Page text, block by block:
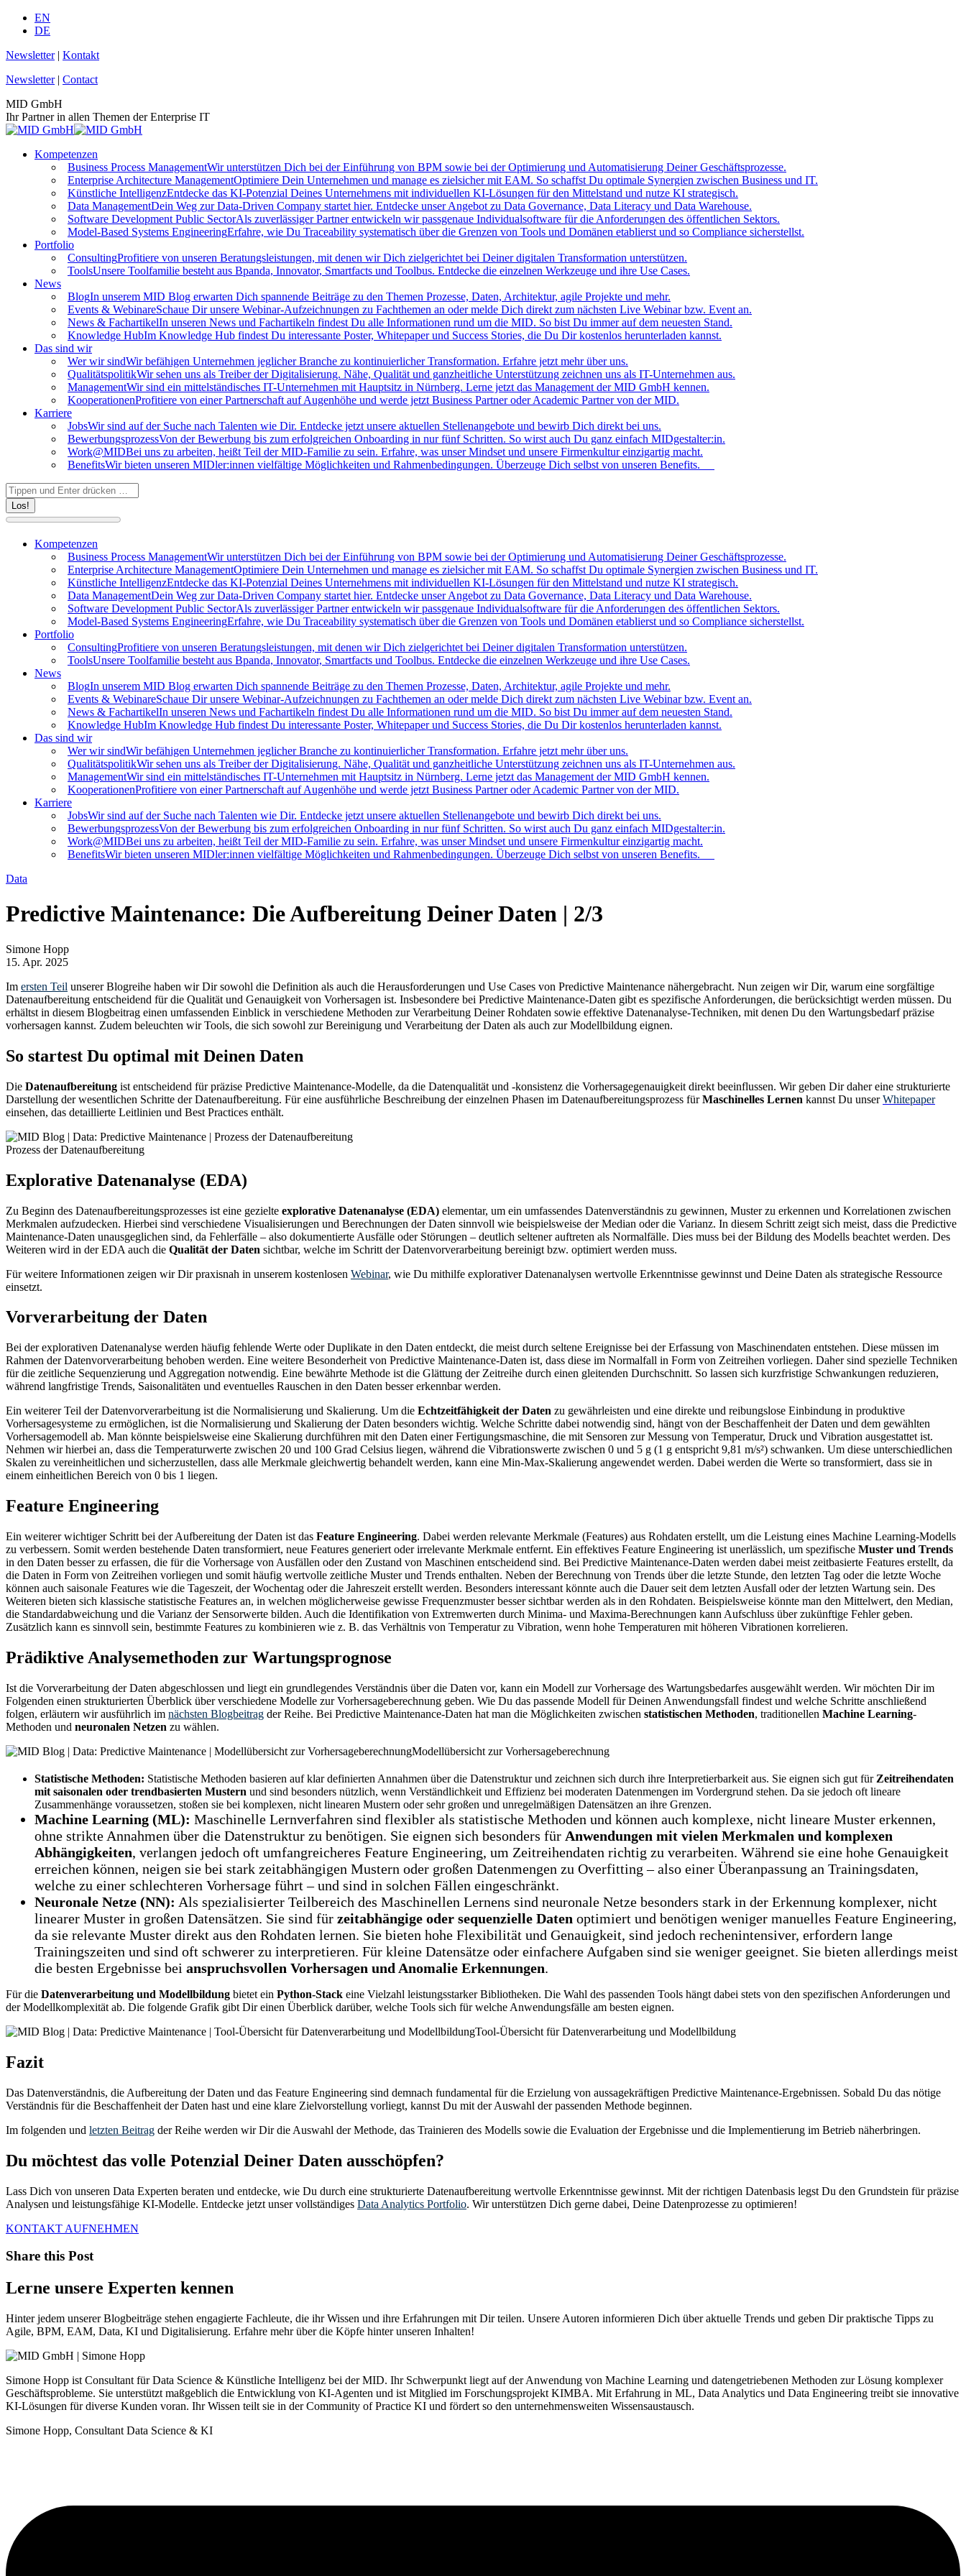
Zum
Inhalt
EN
DE
Newsletter| Kontakt
Newsletter| Contact
MID GmbH
Ihr Partner in allen Themen der Enterprise IT
Kompetenzen
Business Process ManagementWir unterstützen Dich bei der Einführung von BPM sowie bei der Optimierung und Automatisierung Deiner Geschäftsprozesse.
Enterprise Architecture ManagementOptimiere Dein Unternehmen und manage es zielsicher mit EAM. So schaffst Du optimale Synergien zwischen Business und IT.
Künstliche IntelligenzEntdecke das KI-Potenzial Deines Unternehmens mit individuellen KI-Lösungen für den Mittelstand und nutze KI strategisch.
Data ManagementDein Weg zur Data-Driven Company startet hier. Entdecke unser Angebot zu Data Governance, Data Literacy und Data Warehouse.
Software Development Public SectorAls zuverlässiger Partner entwickeln wir passgenaue Individualsoftware für die Anforderungen des öffentlichen Sektors.
Model-Based Systems EngineeringErfahre, wie Du Traceability systematisch über die Grenzen von Tools und Domänen etablierst und so Compliance sicherstellst.
Portfolio
ConsultingProfitiere von unseren Beratungsleistungen, mit denen wir Dich zielgerichtet bei Deiner digitalen Transformation unterstützen.
ToolsUnsere Toolfamilie besteht aus Bpanda, Innovator, Smartfacts und Toolbus. Entdecke die einzelnen Werkzeuge und ihre Use Cases.
News
BlogIn unserem MID Blog erwarten Dich spannende Beiträge zu den Themen Prozesse, Daten, Architektur, agile Projekte und mehr.
Events & WebinareSchaue Dir unsere Webinar-Aufzeichnungen zu Fachthemen an oder melde Dich direkt zum nächsten Live Webinar bzw. Event an.
News & FachartikelIn unseren News und Fachartikeln findest Du alle Informationen rund um die MID. So bist Du immer auf dem neuesten Stand.
Knowledge HubIm Knowledge Hub findest Du interessante Poster, Whitepaper und Success Stories, die Du Dir kostenlos herunterladen kannst.
Das sind wir
Wer wir sindWir befähigen Unternehmen jeglicher Branche zu kontinuierlicher Transformation. Erfahre jetzt mehr über uns.
QualitätspolitikWir sehen uns als Treiber der Digitalisierung. Nähe, Qualität und ganzheitliche Unterstützung zeichnen uns als IT-Unternehmen aus.
ManagementWir sind ein mittelständisches IT-Unternehmen mit Hauptsitz in Nürnberg. Lerne jetzt das Management der MID GmbH kennen.
KooperationenProfitiere von einer Partnerschaft auf Augenhöhe und werde jetzt Business Partner oder Academic Partner von der MID.
Karriere
JobsWir sind auf der Suche nach Talenten wie Dir. Entdecke jetzt unsere aktuellen Stellenangebote und bewirb Dich direkt bei uns.
BewerbungsprozessVon der Bewerbung bis zum erfolgreichen Onboarding in nur fünf Schritten. So wirst auch Du ganz einfach MIDgestalter:in.
Work@MIDBei uns zu arbeiten, heißt Teil der MID-Familie zu sein. Erfahre, was unser Mindset und unsere Firmenkultur einzigartig macht.
BenefitsWir bieten unseren MIDler:innen vielfältige Möglichkeiten und Rahmenbedingungen. Überzeuge Dich selbst von unseren Benefits.
Search:
Kompetenzen
Business Process ManagementWir unterstützen Dich bei der Einführung von BPM sowie bei der Optimierung und Automatisierung Deiner Geschäftsprozesse.
Enterprise Architecture ManagementOptimiere Dein Unternehmen und manage es zielsicher mit EAM. So schaffst Du optimale Synergien zwischen Business und IT.
Künstliche IntelligenzEntdecke das KI-Potenzial Deines Unternehmens mit individuellen KI-Lösungen für den Mittelstand und nutze KI strategisch.
Data ManagementDein Weg zur Data-Driven Company startet hier. Entdecke unser Angebot zu Data Governance, Data Literacy und Data Warehouse.
Software Development Public SectorAls zuverlässiger Partner entwickeln wir passgenaue Individualsoftware für die Anforderungen des öffentlichen Sektors.
Model-Based Systems EngineeringErfahre, wie Du Traceability systematisch über die Grenzen von Tools und Domänen etablierst und so Compliance sicherstellst.
Portfolio
ConsultingProfitiere von unseren Beratungsleistungen, mit denen wir Dich zielgerichtet bei Deiner digitalen Transformation unterstützen.
ToolsUnsere Toolfamilie besteht aus Bpanda, Innovator, Smartfacts und Toolbus. Entdecke die einzelnen Werkzeuge und ihre Use Cases.
News
BlogIn unserem MID Blog erwarten Dich spannende Beiträge zu den Themen Prozesse, Daten, Architektur, agile Projekte und mehr.
Events & WebinareSchaue Dir unsere Webinar-Aufzeichnungen zu Fachthemen an oder melde Dich direkt zum nächsten Live Webinar bzw. Event an.
News & FachartikelIn unseren News und Fachartikeln findest Du alle Informationen rund um die MID. So bist Du immer auf dem neuesten Stand.
Knowledge HubIm Knowledge Hub findest Du interessante Poster, Whitepaper und Success Stories, die Du Dir kostenlos herunterladen kannst.
Das sind wir
Wer wir sindWir befähigen Unternehmen jeglicher Branche zu kontinuierlicher Transformation. Erfahre jetzt mehr über uns.
QualitätspolitikWir sehen uns als Treiber der Digitalisierung. Nähe, Qualität und ganzheitliche Unterstützung zeichnen uns als IT-Unternehmen aus.
ManagementWir sind ein mittelständisches IT-Unternehmen mit Hauptsitz in Nürnberg. Lerne jetzt das Management der MID GmbH kennen.
KooperationenProfitiere von einer Partnerschaft auf Augenhöhe und werde jetzt Business Partner oder Academic Partner von der MID.
Karriere
JobsWir sind auf der Suche nach Talenten wie Dir. Entdecke jetzt unsere aktuellen Stellenangebote und bewirb Dich direkt bei uns.
BewerbungsprozessVon der Bewerbung bis zum erfolgreichen Onboarding in nur fünf Schritten. So wirst auch Du ganz einfach MIDgestalter:in.
Work@MIDBei uns zu arbeiten, heißt Teil der MID-Familie zu sein. Erfahre, was unser Mindset und unsere Firmenkultur einzigartig macht.
BenefitsWir bieten unseren MIDler:innen vielfältige Möglichkeiten und Rahmenbedingungen. Überzeuge Dich selbst von unseren Benefits.
Data
Predictive Maintenance: Die Aufbereitung Deiner Daten | 2/3
Simone Hopp
15. Apr. 2025
Im ersten Teil unserer Blogreihe haben wir Dir sowohl die Definition als auch die Herausforderungen und Use Cases von Predictive Maintenance nähergebracht. Nun zeigen wir Dir, warum eine sorgfältige
Datenaufbereitung entscheidend für die Qualität und Genauigkeit von Vorhersagen ist. Insbesondere bei Predictive Maintenance-Daten gibt es spezifische Anforderungen, die berücksichtigt werden müssen. Du
erhältst in diesem Blogbeitrag einen umfassenden Einblick in verschiedene Methoden zur Verarbeitung Deiner Rohdaten sowie effektive Datenanalyse-Techniken, mit denen Du den Wartungsbedarf präzise
vorhersagen kannst. Zudem beleuchten wir Tools, die sich sowohl zur Bereinigung und Verarbeitung der Daten als auch zur Modellbildung eignen.
So startest Du optimal mit Deinen Daten
Die Datenaufbereitung ist entscheidend für präzise Predictive Maintenance-Modelle, da die Datenqualität und -konsistenz die Vorhersagegenauigkeit direkt beeinflussen. Wir geben Dir daher eine strukturierte
Darstellung der wesentlichen Schritte der Datenaufbereitung. Für eine ausführliche Beschreibung der einzelnen Phasen im Datenaufbereitungsprozess fürMaschinelles Lernen kannst Du unserWhitepaper
einsehen, das detaillierte Leitlinien und Best Practices enthält.
Prozess der Datenaufbereitung
Explorative Datenanalyse (EDA)
Zu Beginn des Datenaufbereitungsprozesses ist eine gezielte explorative Datenanalyse (EDA) elementar, um ein umfassendes Datenverständnis zu gewinnen, Muster zu erkennen und Korrelationen zwischen
Merkmalen aufzudecken. Hierbei sind verschiedene Visualisierungen und Berechnungen der Daten sinnvoll wie beispielsweise der Median oder die Varianz. In diesem Schritt zeigt sich meist, dass die Predictive
Maintenance-Daten unausgeglichen sind, da Fehlerfälle – also dokumentierte Ausfälle oder Störungen – deutlich seltener auftreten als Normalfälle. Dies muss bei der Bildung des Modells beachtet werden. Des
Weiteren wird in der EDA auch die Qualität der Daten sichtbar, welche im Schritt der Datenvorverarbeitung bereinigt bzw. optimiert werden muss.
Für weitere Informationen zeigen wir Dir praxisnah in unserem kostenlosen Webinar, wie Du mithilfe explorativer Datenanalysen wertvolle Erkenntnisse gewinnst und Deine Daten als strategische Ressource
einsetzt.
Vorverarbeitung der Daten
Bei der explorativen Datenanalyse werden häufig fehlende Werte oder Duplikate in den Daten entdeckt, die meist durch seltene Ereignisse bei der Erfassung von Maschinendaten entstehen. Diese müssen im
Rahmen der Datenvorverarbeitung behoben werden. Eine weitere Besonderheit von Predictive Maintenance-Daten ist, dass diese im Normalfall in Form von Zeitreihen vorliegen. Daher sind spezielle Techniken
für die zeitliche Sequenzierung und Aggregation notwendig. Eine bewährte Methode ist die Glättung der Zeitreihe durch einen gleitenden Durchschnitt. So lassen sich kurzfristige Schwankungen reduzieren,
während langfristige Trends, Saisonalitäten und eventuelles Rauschen in den Daten besser erkennbar werden.
Ein weiterer Teil der Datenvorverarbeitung ist die Normalisierung und Skalierung. Um die Echtzeitfähigkeit der Daten zu gewährleisten und eine direkte und reibungslose Einbindung in produktive
Vorhersagesysteme zu ermöglichen, ist die Normalisierung und Skalierung der Daten besonders wichtig. Welche Schritte dabei notwendig sind, hängt von der Beschaffenheit der Daten und dem gewählten
Vorhersagemodell ab. Man könnte beispielsweise eine Skalierung durchführen mit den Daten einer Fertigungsmaschine, die mit Sensoren zur Messung von Temperatur, Druck und Vibration ausgestattet ist.
Nehmen wir hierbei an, dass die Temperaturwerte zwischen 20 und 100 Grad Celsius liegen, während die Vibrationswerte zwischen 0 und 5 g (1 g entspricht 9,81 m/s²) schwanken. Um diese unterschiedlichen
Skalen zu vereinheitlichen und sicherzustellen, dass alle Merkmale gleichwertig behandelt werden, kann eine Min-Max-Skalierung angewendet werden. Dabei werden die Werte so transformiert, dass sie in
einem einheitlichen Bereich von 0 bis 1 liegen.
Feature Engineering
Ein weiterer wichtiger Schritt bei der Aufbereitung der Daten ist das Feature Engineering. Dabei werden relevante Merkmale (Features) aus Rohdaten erstellt, um die Leistung eines Machine Learning-Modells
zu verbessern. Somit werden bestehende Daten transformiert, neue Features generiert oder irrelevante Merkmale entfernt. Ein effektives Feature Engineering ist unerlässlich, um spezifische Muster und Trends
in den Daten besser zu erfassen, die für die Vorhersage von Ausfällen oder den Zustand von Maschinen entscheidend sind. Bei Predictive Maintenance-Daten werden dabei meist zeitbasierte Features erstellt, da
die Daten in Form von Zeitreihen vorliegen und somit häufig wertvolle zeitliche Muster und Trends enthalten. Neben der Berechnung von Trends über die letzte Stunde, den letzten Tag oder die letzte Woche
können auch saisonale Features wie die Tageszeit, der Wochentag oder die Jahreszeit erstellt werden. Besonders interessant könnte auch die Dauer seit dem letzten Ausfall oder der letzten Wartung sein. Des
Weiteren bieten sich klassische statistische Features an, in welchen möglicherweise gewisse Frequenzmuster besser sichtbar werden als in den Rohdaten. Beispielsweise könnte man den Mittelwert, den Median,
die Standardabweichung und die Varianz der Sensorwerte bilden. Auch die Identifikation von Extremwerten durch Minima- und Maxima-Berechnungen kann Aufschluss über zukünftige Fehler geben.
Zusätzlich kann es sinnvoll sein, bestimmte Features zu kombinieren wie z. B. das Verhältnis von Temperatur zu Vibration, wenn hohe Temperaturen mit höheren Vibrationen korrelieren.
Prädiktive Analysemethoden zur Wartungsprognose
Ist die Vorverarbeitung der Daten abgeschlossen und liegt ein grundlegendes Verständnis über die Daten vor, kann ein Modell zur Vorhersage des Wartungsbedarfes ausgewählt werden. Wir möchten Dir im
Folgenden einen strukturierten Überblick über verschiedene Modelle zur Vorhersageberechnung geben. Wie Du das passende Modell für Deinen Anwendungsfall findest und welche Schritte anschließend
folgen, erläutern wir ausführlich im nächsten Blogbeitrag der Reihe. Bei Predictive Maintenance-Daten hat man die Möglichkeiten zwischen statistischen Methoden, traditionellen Machine Learning-
Methoden und neuronalen Netzen zu wählen.
Modellübersicht zur Vorhersageberechnung
Statistische Methoden: Statistische Methoden basieren auf klar definierten Annahmen über die Datenstruktur und zeichnen sich durch ihre Interpretierbarkeit aus. Sie eignen sich gut für Zeitreihendaten
mit saisonalen oder trendbasierten Mustern und sind besonders nützlich, wenn Verständlichkeit und Effizienz bei moderaten Datenmengen im Vordergrund stehen. Da sie jedoch oft lineare
Zusammenhänge voraussetzen, stoßen sie bei komplexen, nicht linearen Mustern oder sehr großen und unregelmäßigen Datensätzen an ihre Grenzen.
Machine Learning (ML): Maschinelle Lernverfahren sind flexibler als statistische Methoden und können auch komplexe, nicht lineare Muster erkennen,
ohne strikte Annahmen über die Datenstruktur zu benötigen. Sie eignen sich besonders für Anwendungen mit vielen Merkmalen und komplexen
Abhängigkeiten, verlangen jedoch oft umfangreicheres Feature Engineering, um Zeitreihendaten richtig zu verarbeiten. Während sie eine hohe Genauigkeit
erreichen können, neigen sie bei stark zeitabhängigen Mustern oder großen Datenmengen zu Overfitting – also einer Überanpassung an Trainingsdaten,
welche zu einer schlechteren Vorhersage führt – und sind in solchen Fällen eingeschränkt.
Neuronale Netze (NN): Als spezialisierter Teilbereich des Maschinellen Lernens sind neuronale Netze besonders stark in der Erkennung komplexer, nicht
linearer Muster in großen Datensätzen. Sie sind für zeitabhängige oder sequenzielle Daten optimiert und benötigen weniger manuelles Feature Engineering,
da sie relevante Muster direkt aus den Rohdaten lernen. Sie bieten hohe Flexibilität und Genauigkeit, sind jedoch rechenintensiver, erfordern lange
Trainingszeiten und sind oft schwerer zu interpretieren. Für kleine Datensätze oder einfachere Aufgaben sind sie weniger geeignet. Sie bieten allerdings meist
die besten Ergebnisse bei anspruchsvollen Vorhersagen und Anomalie Erkennungen.
Für die Datenverarbeitung und Modellbildung bietet ein Python-Stack eine Vielzahl leistungsstarker Bibliotheken. Die Wahl des passenden Tools hängt dabei stets von den spezifischen Anforderungen und
der Modellkomplexität ab. Die folgende Grafik gibt Dir einen Überblick darüber, welche Tools sich für welche Anwendungsfälle am besten eignen.
Tool-Übersicht für Datenverarbeitung und Modellbildung
Fazit
Das Datenverständnis, die Aufbereitung der Daten und das Feature Engineering sind demnach fundamental für die Erzielung von aussagekräftigen Predictive Maintenance-Ergebnissen. Sobald Du das nötige
Verständnis für die Beschaffenheit der Daten hast und eine klare Zielvorstellung vorliegt, kannst Du mit der Auswahl der passenden Methode beginnen.
Im folgenden und letzten Beitrag der Reihe werden wir Dir die Auswahl der Methode, das Trainieren des Modells sowie die Evaluation der Ergebnisse und die Implementierung im Betrieb näherbringen.
Du möchtest das volle Potenzial Deiner Daten ausschöpfen?
Lass Dich von unseren Data Experten beraten und entdecke, wie Du durch eine strukturierte Datenaufbereitung wertvolle Erkenntnisse gewinnst. Mit der richtigen Datenbasis legst Du den Grundstein für präzise
Analysen und leistungsfähige KI-Modelle. Entdecke jetzt unser vollständiges Data Analytics Portfolio. Wir unterstützen Dich gerne dabei, Deine Datenprozesse zu optimieren!
KONTAKT AUFNEHMEN
Share this Post
Lerne unsere Experten kennen
Hinter jedem unserer Blogbeiträge stehen engagierte Fachleute, die ihr Wissen und ihre Erfahrungen mit Dir teilen. Unsere Autoren informieren Dich über aktuelle Trends und geben Dir praktische Tipps zu
Agile, BPM, EAM, Data, KI und Digitalisierung. Erfahre mehr über die Köpfe hinter unseren Inhalten!
Simone Hopp ist Consultant für Data Science & Künstliche Intelligenz bei der MID. Ihr Schwerpunkt liegt auf der Anwendung von Machine Learning und datengetriebenen Methoden zur Lösung komplexer
Geschäftsprobleme. Sie unterstützt maßgeblich die Entwicklung von KI-Agenten und ist Mitglied im Forschungsprojekt KIMBA. Mit Erfahrung in ML, Data Analytics und Data Engineering treibt sie innovative
KI-Lösungen für diverse Kunden voran. Ihr Wissen teilt sie in der Community of Practice KI und fördert so den unternehmensweiten Wissensaustausch.
Simone Hopp, Consultant Data Science & KI